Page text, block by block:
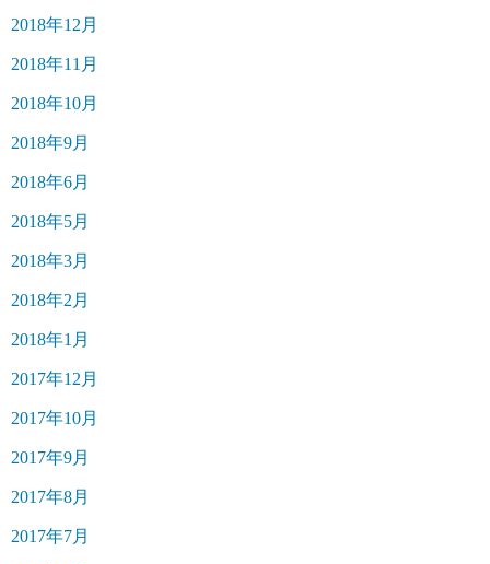
2018年12月
2018年11月
2018年10月
2018年9月
2018年6月
2018年5月
2018年3月
2018年2月
2018年1月
2017年12月
2017年10月
2017年9月
2017年8月
2017年7月